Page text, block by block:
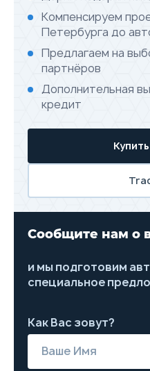
Компенсируем
Петербурга до
Предлагаем на
партнёров
Дополнительная
кредит
Сообщите нам о
и мы подготовим
специальное
Как Вас зовут?